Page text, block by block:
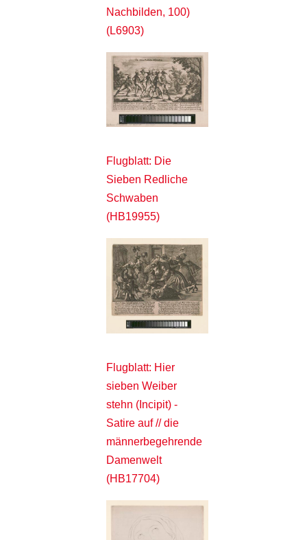
Nachbilden, 100)
(L6903)
Flugblatt: Die
Sieben Redliche
Schwaben
(HB19955)
Flugblatt: Hier
sieben Weiber
stehn (Incipit) -
Satire auf // die
männerbegehrende
Damenwelt
(HB17704)